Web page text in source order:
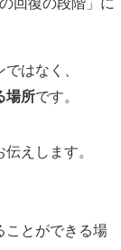
回復の段階」に
はなく、
場所です。
えします。
ことができる場